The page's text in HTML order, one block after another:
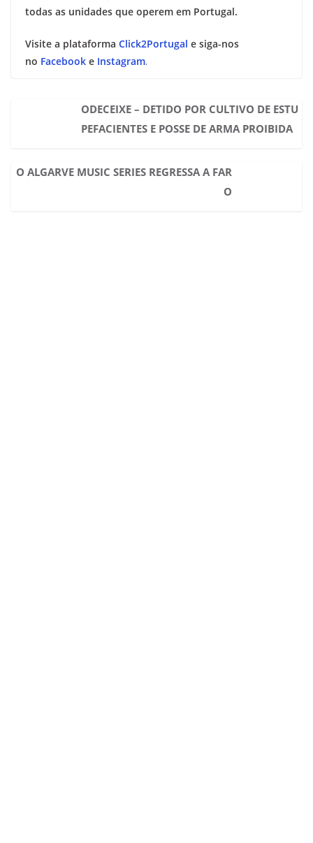
todas as unidades que operem em Portugal.
Visite a plataforma Click2Portugal e siga-nos
no Facebook e Instagram.
ODECEIXE – DETIDO POR CULTIVO DE ESTU
PEFACIENTES E POSSE DE ARMA PROIBIDA
O ALGARVE MUSIC SERIES REGRESSA A FAR
O